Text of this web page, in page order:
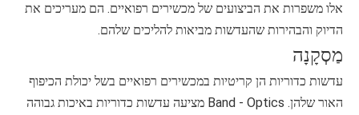
אלו משפרות את הביצועים של מכשירים רפואיים. הם מעריכים את
הדיוק והבהירות שהעדשות מביאות להליכים שלהם.
מַסְקָנָה
עדשות כדוריות הן קריטיות במכשירים רפואיים בשל יכולת הכיפוף
האור שלהן. Band - Optics מציעה עדשות כדוריות באיכות גבוהה